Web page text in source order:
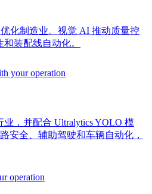
化制造业。视觉 AI 推动质量控
装配线自动化。
，并配合 Ultralytics YOLO 模
安全、辅助驾驶和车辆自动化，